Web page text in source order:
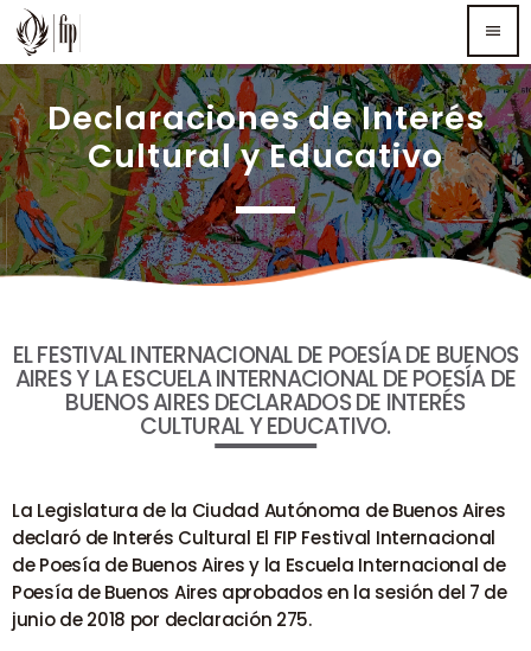
menu
TOP READING
Sorry, there is nothing for the moment.
MOST UPVOTED
Declaraciones de Interés
Cultural y Educativo
EL FESTIVAL INTERNACIONAL DE POESÍA DE BUENOS
AIRES Y LA ESCUELA INTERNACIONAL DE POESÍA DE
BUENOS AIRES DECLARADOS DE INTERÉS
CULTURAL Y EDUCATIVO.
La Legislatura de la Ciudad Autónoma de Buenos Aires
declaró de Interés Cultural El FIP Festival Internacional
de Poesía de Buenos Aires y la Escuela Internacional de
Poesía de Buenos Aires aprobados en la sesión del 7 de
junio de 2018 por declaración 275.